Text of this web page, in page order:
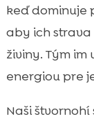
keď dominuje
aby ich
živiny. Tým
energiou pre
Naši